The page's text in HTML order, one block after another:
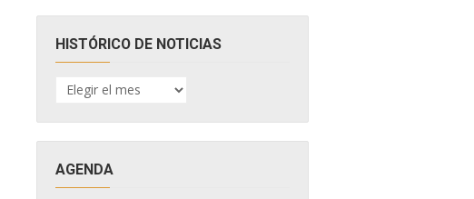
HISTÓRICO DE NOTICIAS
HISTÓRICO
DE
AGENDA